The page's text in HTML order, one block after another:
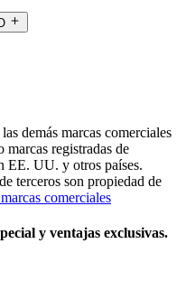
demás marcas comerciales
marcas registradas de
EE. UU. y otros países.
terceros son propiedad de
comerciales
y ventajas exclusivas.